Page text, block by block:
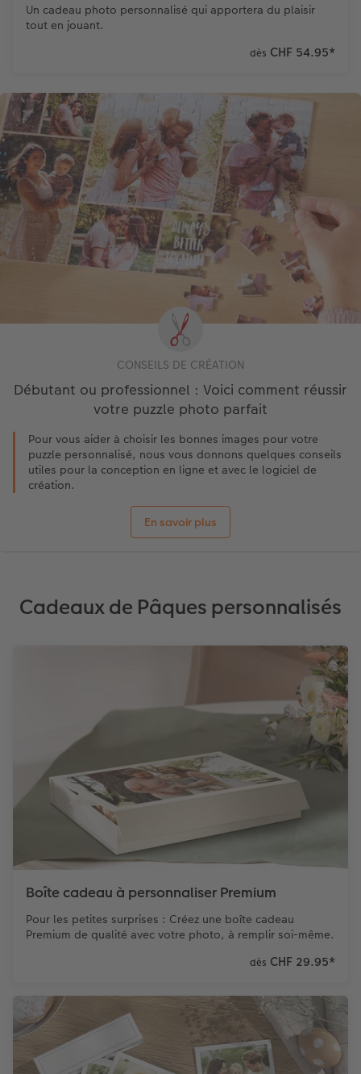
Un cadeau photo personnalisé qui apportera du plaisir
tout en jouant.
dès CHF 54.95*
CONSEILS DE CRÉATION
Débutant ou professionnel : Voici comment réussir
votre puzzle photo parfait
Pour vous aider à choisir les bonnes images pour votre
puzzle personnalisé, nous vous donnons quelques conseils
utiles pour la conception en ligne et avec le logiciel de
création.
En savoir plus
Cadeaux de Pâques personnalisés
Boîte cadeau à personnaliser Premium
Pour les petites surprises : Créez une boîte cadeau
Premium de qualité avec votre photo, à remplir soi-même.
dès CHF 29.95*